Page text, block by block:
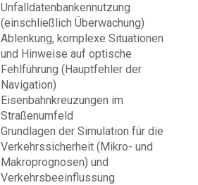
Unfalldatenbankennutzung
(einschließlich Überwachung)
Ablenkung, komplexe Situationen
und Hinweise auf optische
Fehlführung (Hauptfehler der
Navigation)
Eisenbahnkreuzungen im
Straßenumfeld
Grundlagen der Simulation für die
Verkehrssicherheit (Mikro- und
Makroprognosen) und
Verkehrsbeeinflussung